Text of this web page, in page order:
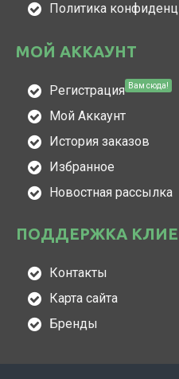
Политика
МОЙ АККАУНТ
Регистрация Вам сюда!
Мой Аккаунт
История заказов
Избранное
Новостная рассылка
ПОДДЕРЖКА
Контакты
Карта сайта
Бренды